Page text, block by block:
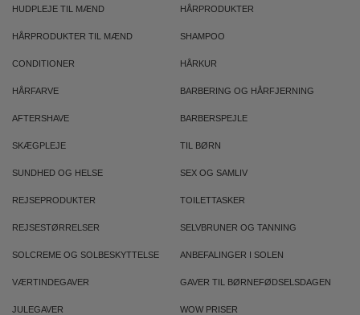
HUDPLEJE TIL MÆND HÅRPRODUKTER
HÅRPRODUKTER TIL MÆND SHAMPOO
CONDITIONER HÅRKUR
HÅRFARVE BARBERING OG HÅRFJERNING
AFTERSHAVE BARBERSPEJLE
SKÆGPLEJE TIL BØRN
SUNDHED OG HELSE SEX OG SAMLIV
REJSEPRODUKTER TOILETTASKER
REJSESTØRRELSER SELVBRUNER OG TANNING
SOLCREME OG SOLBESKYTTELSE ANBEFALINGER I SOLEN
VÆRTINDEGAVER GAVER TIL BØRNEFØDSELSDAGEN
JULEGAVER WOW PRISER